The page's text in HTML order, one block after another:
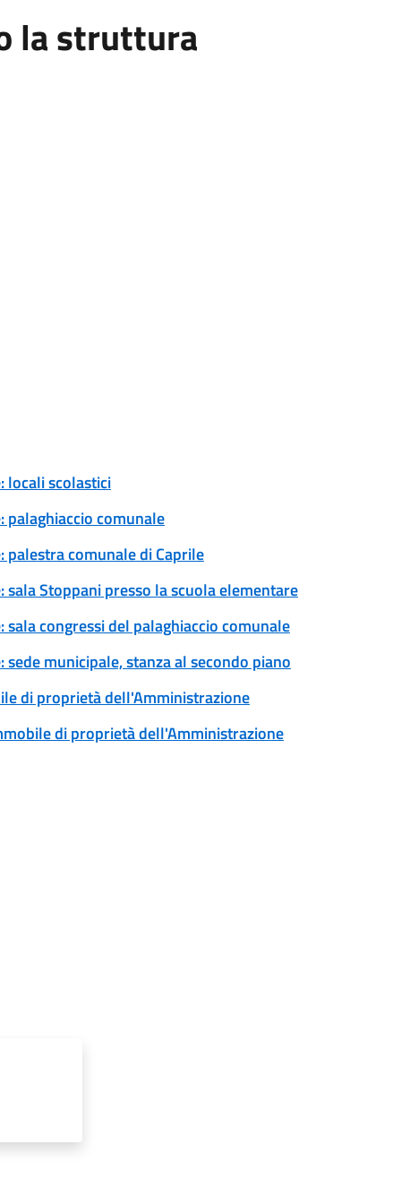
la struttura
locali scolastici
palaghiaccio comunale
palestra comunale di Caprile
Stoppani presso la scuola elementare
congressi del palaghiaccio comunale
municipale, stanza al secondo piano
di proprietà dell'Amministrazione
di proprietà dell'Amministrazione